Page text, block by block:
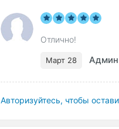
Отлично!
Март 28 Админ
Авторизуйтесь, чтобы